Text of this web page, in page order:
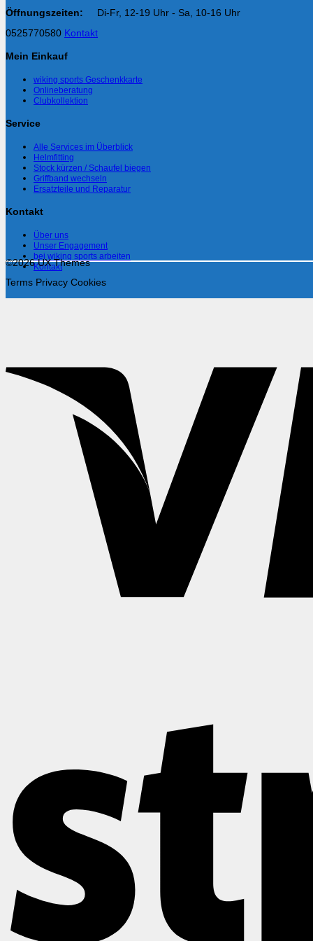
Öffnungszeiten:
Di-Fr, 12-19 Uhr - Sa, 10-16 Uhr
0525770580 Kontakt
Mein Einkauf
wiking sports Geschenkkarte
Onlineberatung
Clubkollektion
Service
Alle Services im Überblick
Helmfitting
Stock kürzen / Schaufel biegen
Griffband wechseln
Ersatzteile und Reparatur
Kontakt
Über uns
Unser Engagement
bei wiking sports arbeiten
Kontakt
©2026 UX Themes
Terms Privacy Cookies